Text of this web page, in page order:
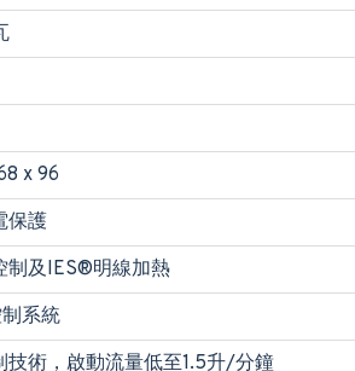
x 96
保護
制及IES®明線加熱
系統
技術，啟動流量低至1.5升/分鐘